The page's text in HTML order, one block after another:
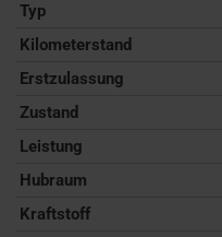
Typ
Kilometerstand
Erstzulassung
Zustand
Leistung
Hubraum
Kraftstoff